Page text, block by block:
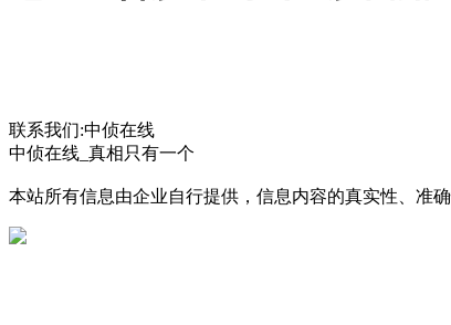
联系我们:中侦在线
中侦在线_真相只有一个
本站所有信息由企业自行提供，信息内容的真实性、准